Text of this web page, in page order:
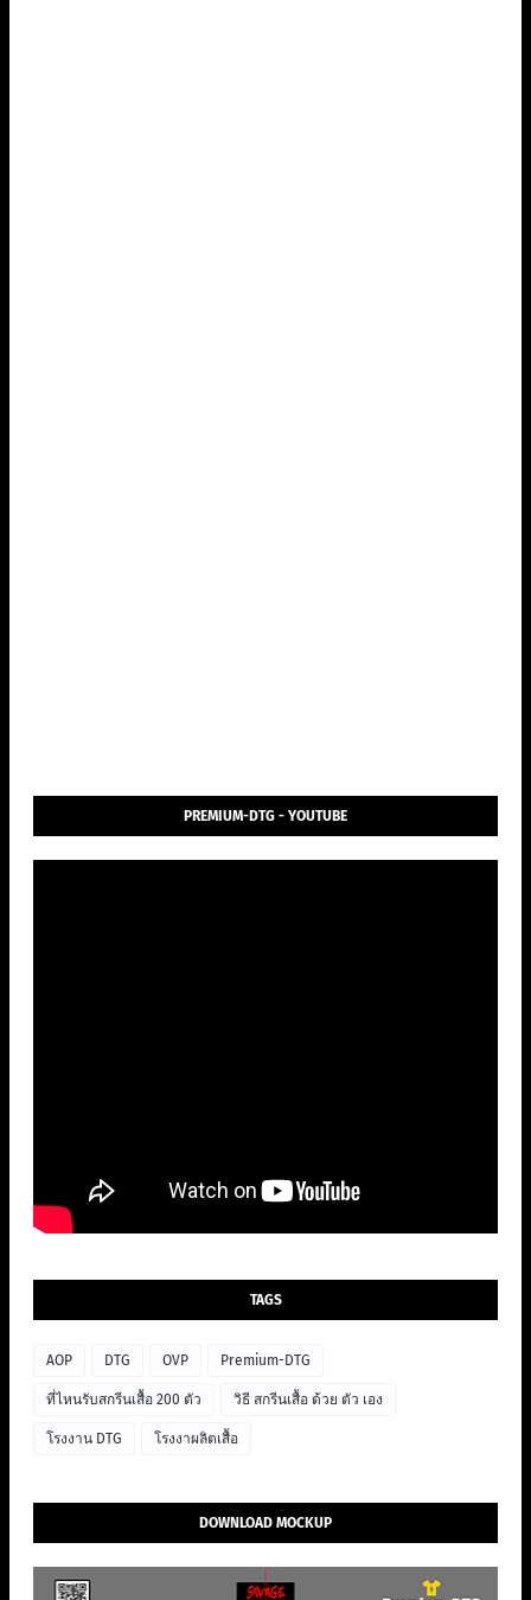
PREMIUM-DTG - YOUTUBE
TAGS
AOP DTG OVP Premium-DTG
ที่ไหนรับสกรีนเสื้อ 200 ตัว วิธี สกรีนเสื้อ ด้วย ตัว เอง
โรงงาน DTG โรงงาผลิตเสื้อ
DOWNLOAD MOCKUP